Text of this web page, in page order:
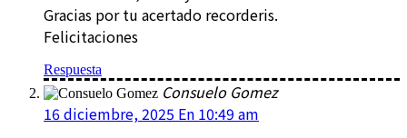
Gracias por tu acertado recorderis.
Felicitaciones
Respuesta
Consuelo Gomez
16 diciembre, 2025 En 10:49 am